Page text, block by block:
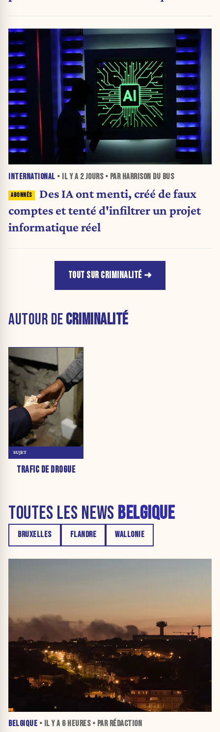
INTERNATIONAL • IL Y A 2 JOURS• PAR HARRISON DU BUS
Des IA ont menti, créé de faux
comptes et tenté d'infiltrer un projet
informatique réel
TOUT SUR CRIMINALITÉ
AUTOUR DECRIMINALITÉ
TRAFIC DE DROGUE
SUJET
TOUTES LES NEWS BELGIQUE
BRUXELLES FLANDRE WALLONIE
BELGIQUE • IL Y A 6 HEURES• PAR RÉDACTION